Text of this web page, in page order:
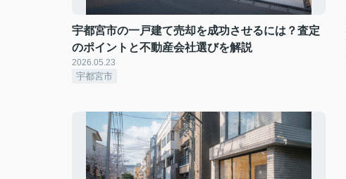
宇都宮市の一戸建て売却を成功させるには？査定
のポイントと不動産会社選びを解説
2026.05.23
宇都宮市